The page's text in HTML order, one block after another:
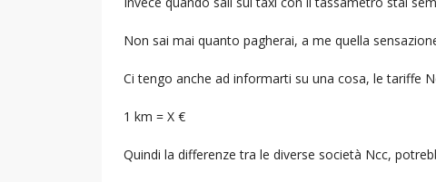
Non sai mai quanto pagherai, a me quella
Ci tengo anche ad informarti su una cosa, le tariffe
1 km = X €
Quindi la differenze tra le diverse società Ncc,